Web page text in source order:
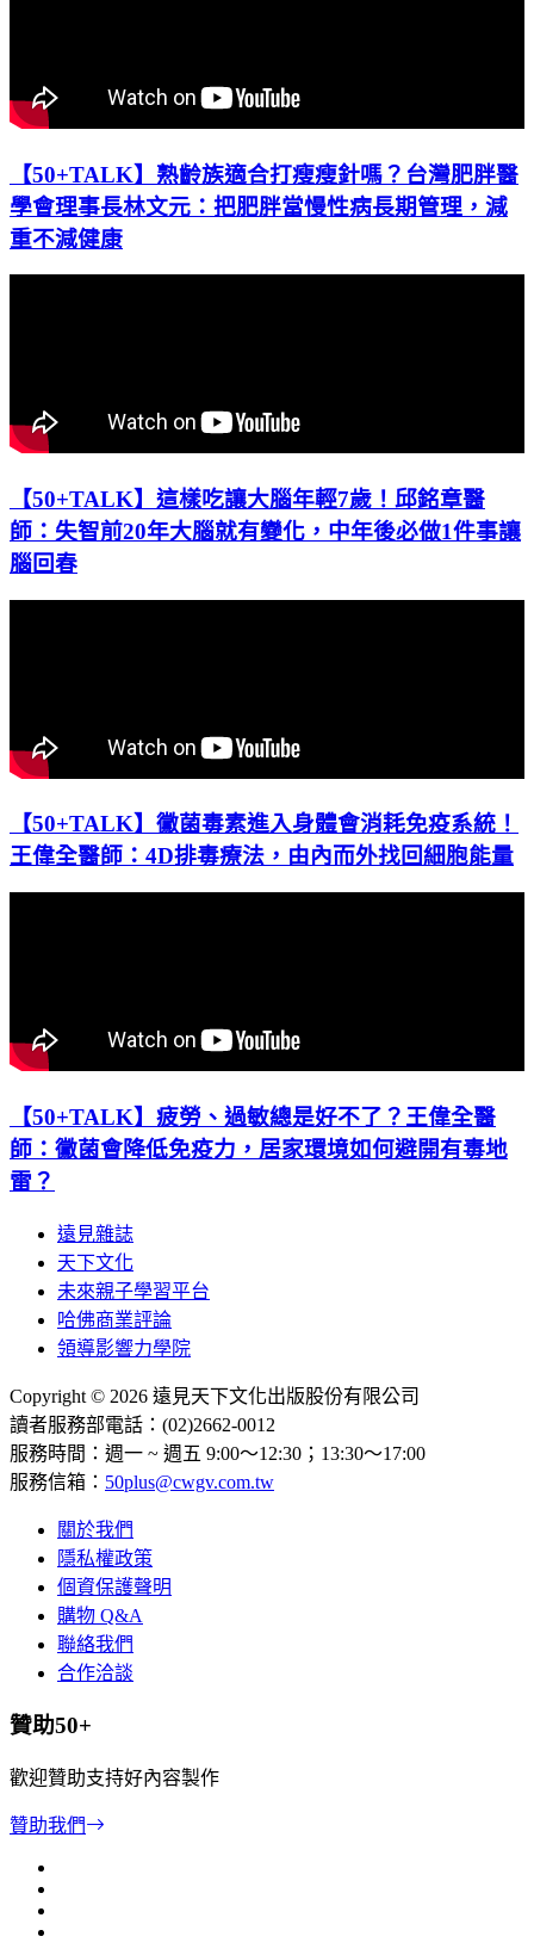
【50+TALK】熟齡族適合打瘦瘦針嗎？台灣肥胖醫
學會理事長林文元：把肥胖當慢性病長期管理，減
重不減健康
【50+TALK】這樣吃讓大腦年輕7歲！邱銘章醫
師：失智前20年大腦就有變化，中年後必做1件事讓
腦回春
【50+TALK】黴菌毒素進入身體會消耗免疫系統！
王偉全醫師：4D排毒療法，由內而外找回細胞能量
【50+TALK】疲勞、過敏總是好不了？王偉全醫
師：黴菌會降低免疫力，居家環境如何避開有毒地
雷？
遠見雜誌
天下文化
未來親子學習平台
哈佛商業評論
領導影響力學院
Copyright © 2026 遠見天下文化出版股份有限公司
讀者服務部電話：(02)2662-0012
服務時間：週一 ~ 週五 9:00～12:30；13:30～17:00
服務信箱： 50plus@cwgv.com.tw
關於我們
隱私權政策
個資保護聲明
購物 Q&A
聯絡我們
合作洽談
贊助50+
歡迎贊助支持好內容製作
贊助我們